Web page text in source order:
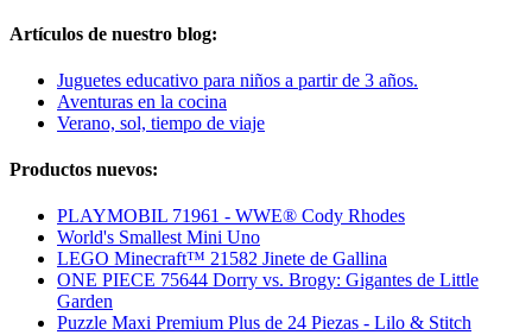
Artículos de nuestro blog:
Juguetes educativo para niños a partir de 3 años.
Aventuras en la cocina
Verano, sol, tiempo de viaje
Productos nuevos:
PLAYMOBIL 71961 - WWE® Cody Rhodes
World's Smallest Mini Uno
LEGO Minecraft™ 21582 Jinete de Gallina
ONE PIECE 75644 Dorry vs. Brogy: Gigantes de Little
Garden
Puzzle Maxi Premium Plus de 24 Piezas - Lilo & Stitch